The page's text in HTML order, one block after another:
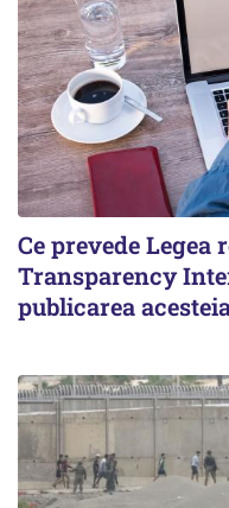
Ce prevede
Transparency
publicarea